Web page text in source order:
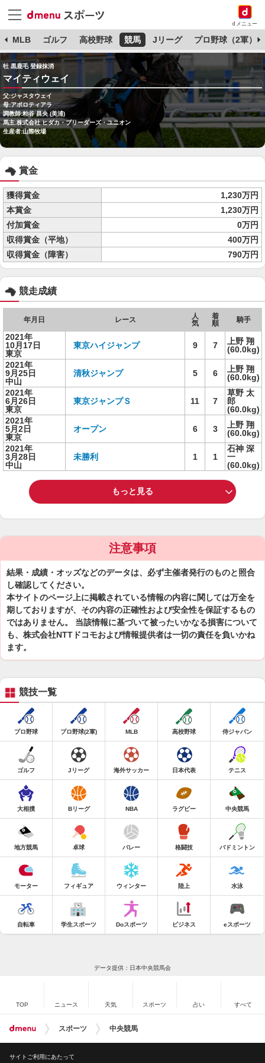
dメニュー
MLB ゴルフ 高校野球 競馬 Jリーグ プロ野球（2軍）
牡 黒鹿毛 登録抹消
マイティウェイ
父:ジャスタウェイ
母:アポロティアラ
調教師:粕谷 昌央 (美浦)
馬主:株式会社 ヒダカ・ブリーダーズ・ユニオン
生産者:山際牧場
賞金
獲得賞金
1,230万円
本賞金
1,230万円
付加賞金
0万円
収得賞金（平地）
400万円
収得賞金（障害）
790万円
競走成績
年月日 レース
人
気
着
順
騎手
2021年
10月17日
東京
東京ハイジャンプ 9 7
上野 翔
(60.0kg)
2021年
9月25日
中山
清秋ジャンプ 5 6
上野 翔
(60.0kg)
2021年
6月26日
東京
東京ジャンプＳ 11 7
草野 太
郎
(60.0kg)
2021年
5月2日
東京
オープン 6 3
上野 翔
(60.0kg)
2021年
3月28日
中山
未勝利 1 1
石神 深
一
(60.0kg)
もっと見る
注意事項
結果・成績・オッズなどのデータは、必ず主催者発行のものと照合
し確認してください。
本サイトのページ上に掲載されている情報の内容に関しては万全を
期しておりますが、その内容の正確性および安全性を保証するもの
ではありません。 当該情報に基づいて被ったいかなる損害について
も、株式会社NTTドコモおよび情報提供者は一切の責任を負いかね
ます。
競技一覧
プロ野球 プロ野球(2軍) MLB 高校野球 侍ジャパン
ゴルフ Jリーグ 海外サッカー 日本代表 テニス
大相撲 Bリーグ NBA ラグビー 中央競馬
地方競馬 卓球 バレー 格闘技 バドミントン
モーター フィギュア ウィンター 陸上 水泳
自転車 学生スポーツ Doスポーツ ビジネス eスポーツ
データ提供：日本中央競馬会
TOP ニュース 天気 スポーツ 占い すべて
スポーツ 中央競馬
サイトご利用にあたって